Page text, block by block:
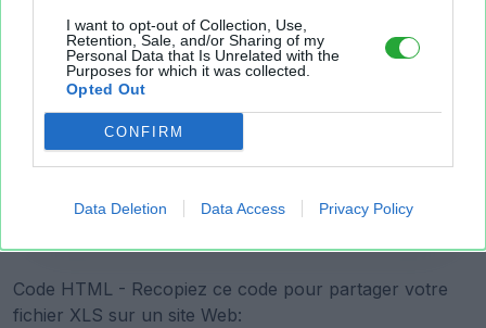
I want to opt-out of Collection, Use,
Retention, Sale, and/or Sharing of my
Personal Data that Is Unrelated with the
Purposes for which it was collected.
Opted Out
CONFIRM
Data Deletion Data Access Privacy Policy
Lien court vers la page de téléchargement du fichier:
Copier
Code HTML - Recopiez ce code pour partager votre
fichier XLS sur un site Web: